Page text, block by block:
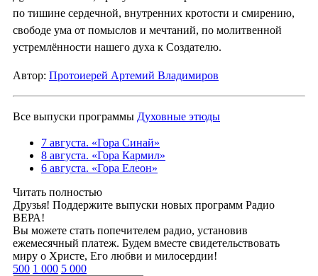
по тишине сердечной, внутренних кротости и смирению,
свободе ума от помыслов и мечтаний, по молитвенной
устремлённости нашего духа к Создателю.
Автор: Протоиерей Артемий Владимиров
Все выпуски программы Духовные этюды
7 августа. «Гора Синай»
8 августа. «Гора Кармил»
6 августа. «Гора Елеон»
Читать полностью
Друзья! Поддержите выпуски новых программ Радио
ВЕРА!
Вы можете стать попечителем радио, установив
ежемесячный платеж. Будем вместе свидетельствовать
миру о Христе, Его любви и милосердии!
500 1 000 5 000